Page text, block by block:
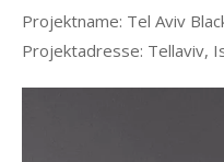
Projektname: Tel Aviv
Projektadresse: Tellaviv,